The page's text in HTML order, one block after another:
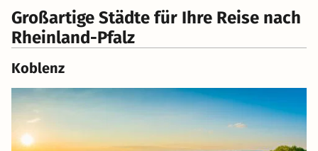
Großartige Städte für Ihre Reise nach
Rheinland-Pfalz
Koblenz